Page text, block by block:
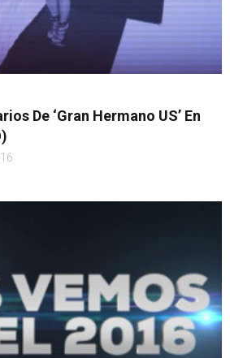
De ‘Gran Hermano US’ En